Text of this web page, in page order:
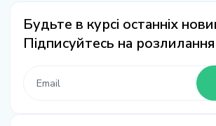
Будьте в курсі останніх
Підписуйтесь на розлилання